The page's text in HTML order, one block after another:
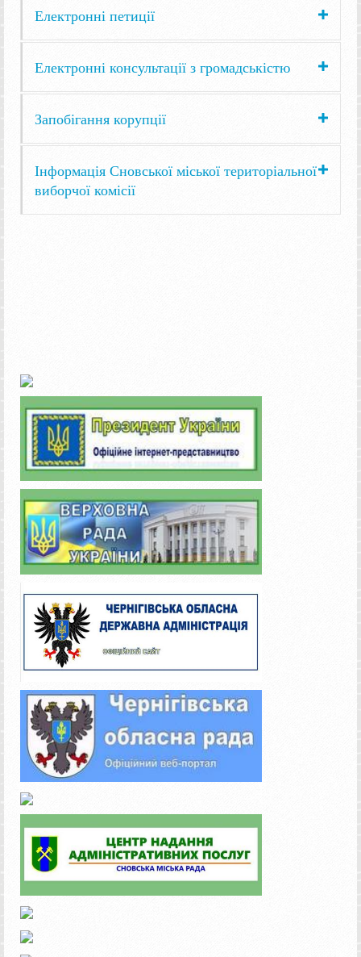
Електронні петиції
Електронні консультації з громадськістю
Запобігання корупції
Інформація Сновської міської територіальної
виборчої комісії